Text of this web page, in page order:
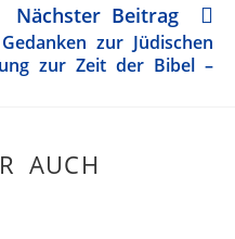
Nächster Beitrag
zur Jüdischen
zur Zeit der Bibel –
AUCH